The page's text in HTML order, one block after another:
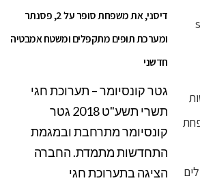
דיסני, את משפחת סופר על 2, פסנתר
ומערכת תופים מתקפלים ומשטח אמבטיה
חדשני
גטר קונסיומר – תערוכת חגי
תשרי תשע"ט 2018 גטר
קונסיומר מתרחבת ובמגמת
התחדשות מתמדת. החברה
הציגה בתערוכת חגי